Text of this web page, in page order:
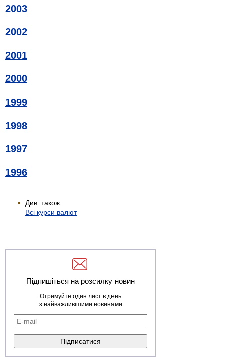
2003
2002
2001
2000
1999
1998
1997
1996
Див. також:
Всі курси валют
Підпишіться на розсилку новин
Отримуйте один лист в день
з найважливішими новинами